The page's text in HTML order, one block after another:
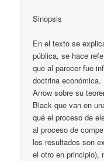
Sinopsis
En el texto se
pública, se hace
que al parecer fue
doctrina
Arrow sobre su
Black que van en
qué el proceso de
al proceso de
los resultados son
el otro en principio),